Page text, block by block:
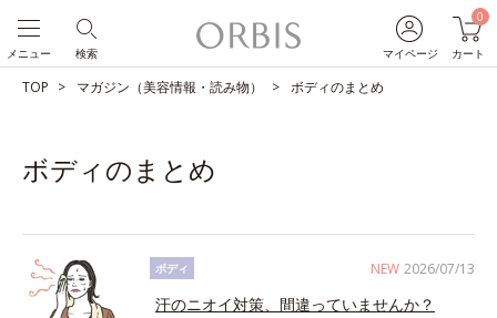
マイページ
0
カート
検索
メニュー
TOP マガジン（美容情報・読み物） ボディのまとめ
ボディのまとめ
NEW 2026/07/13
ボディ
汗のニオイ対策、間違っていませんか？